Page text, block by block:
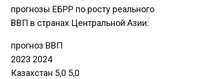
прогнозы ЕБРР по росту реального
ВВП в странах Центральной Азии:
прогноз ВВП
2023 2024
Казахстан 5,0 5,0